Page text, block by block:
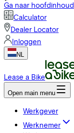
Ga naar hoofdinhoud
Calculator
Dealer Locator
Inloggen
NL
Lease a Bike
Open main menu
Werkgever
Werknemer